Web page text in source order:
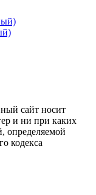
сайт носит
и ни при каких
определяемой
кодекса